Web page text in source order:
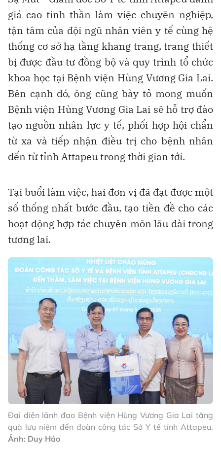
giá cao tinh thần làm việc chuyên nghiệp,
tận tâm của đội ngũ nhân viên y tế cùng hệ
thống cơ sở hạ tầng khang trang, trang thiết
bị được đầu tư đồng bộ và quy trình tổ chức
khoa học tại Bệnh viện Hùng Vương Gia Lai.
Bên cạnh đó, ông cũng bày tỏ mong muốn
Bệnh viện Hùng Vương Gia Lai sẽ hỗ trợ đào
tạo nguồn nhân lực y tế, phối hợp hội chẩn
từ xa và tiếp nhận điều trị cho bệnh nhân
đến từ tỉnh Attapeu trong thời gian tới.
Tại buổi làm việc, hai đơn vị đã đạt được một
số thống nhất bước đầu, tạo tiền đề cho các
hoạt động hợp tác chuyên môn lâu dài trong
tương lai.
Đại diện lãnh đạo Bệnh viện Hùng Vương Gia Lai tặng
quà lưu niệm đến đoàn công tác Sở Y tế tỉnh Attapeu.
Ảnh: Duy Hảo